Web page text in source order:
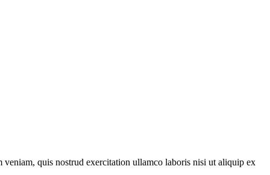
quis nostrud exercitation ullamco laboris nisi ut aliquip ex